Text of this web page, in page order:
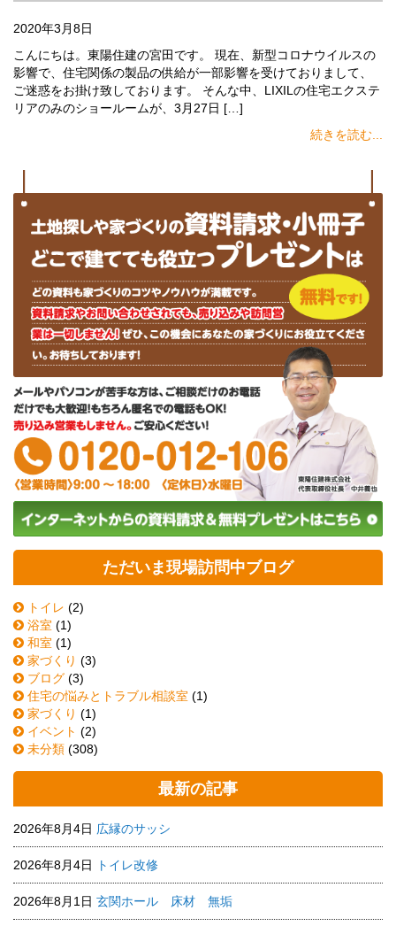
2020年3月8日
こんにちは。東陽住建の宮田です。 現在、新型コロナウイルスの
影響で、住宅関係の製品の供給が一部影響を受けておりまして、
ご迷惑をお掛け致しております。 そんな中、LIXILの住宅エクステ
リアのみのショールームが、3月27日 […]
続きを読む...
ただいま現場訪問中ブログ
トイレ (2)
浴室 (1)
和室 (1)
家づくり (3)
ブログ (3)
住宅の悩みとトラブル相談室 (1)
家づくり (1)
イベント (2)
未分類 (308)
最新の記事
2026年8月4日 広縁のサッシ
2026年8月4日 トイレ改修
2026年8月1日 玄関ホール 床材 無垢